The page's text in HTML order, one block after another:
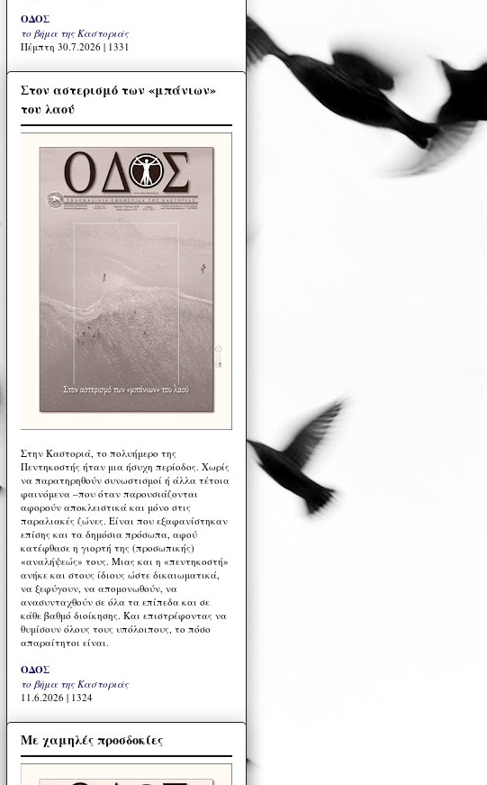
ΟΔΟΣ
το βήμα της Καστοριάς
Πέμπτη 30.7.2026 | 1331
Στον αστερισμό των «μπάνιων»
του λαού
Στην Καστοριά, το πολυήμερο της
Πεντηκοστής ήταν μια ήσυχη περίοδος. Χωρίς
να παρατηρηθούν συνωστισμοί ή άλλα τέτοια
φαινόμενα –που όταν παρουσιάζονται
αφορούν αποκλειστικά και μόνο στις
παραλιακές ζώνες. Είναι που εξαφανίστηκαν
επίσης και τα δημόσια πρόσωπα, αφού
κατέφθασε η γιορτή της (προσωπικής)
«αναλήψεώς» τους. Μιας και η «πεντηκοστή»
ανήκε και στους ίδιους ώστε δικαιωματικά,
να ξεφύγουν, να απομονωθούν, να
ανασυνταχθούν σε όλα τα επίπεδα και σε
κάθε βαθμό διοίκησης. Και επιστρέφοντας να
θυμίσουν όλους τους υπόλοιπους, το πόσο
απαραίτητοι είναι.
ΟΔΟΣ
το βήμα της Καστοριάς
11.6.2026 | 1324
Με χαμηλές προσδοκίες